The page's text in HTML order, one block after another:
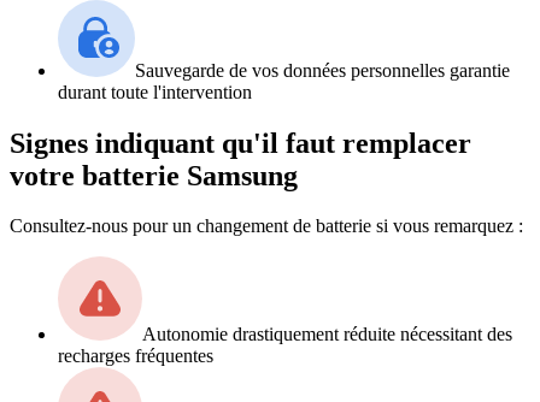
Sauvegarde de vos données personnelles garantie
durant toute l'intervention
Signes indiquant qu'il faut remplacer
votre batterie Samsung
Consultez-nous pour un changement de batterie si vous remarquez :
Autonomie drastiquement réduite nécessitant des
recharges fréquentes